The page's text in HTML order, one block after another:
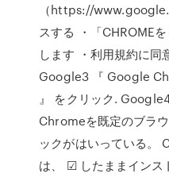
（https://
スする ・「CHROME
します ・利用規約に
Google3 『 Google
』 をクリック.
Chromeを既定のブラ
ックがはいっている。
は、 ☑ したままインス